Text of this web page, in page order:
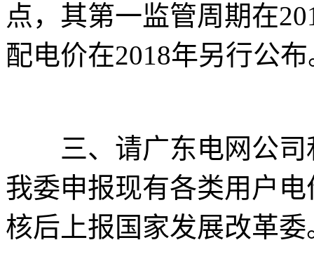
点，其第一监管周期在
配电价在2018年另行公
三、请广东电网公司
我委申报现有各类用户
核后上报国家发展改革委